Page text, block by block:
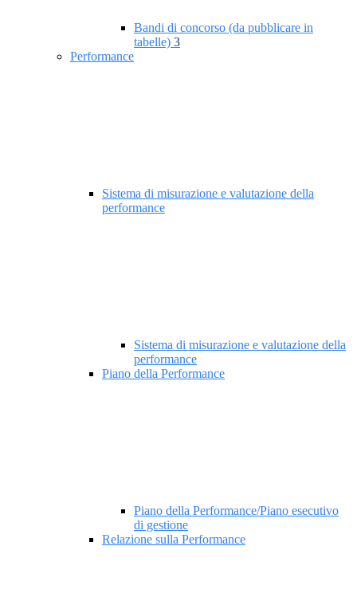
Bandi di concorso (da pubblicare in
tabelle) 3
Performance
Sistema di misurazione e valutazione della
performance
Sistema di misurazione e valutazione della
performance
Piano della Performance
Piano della Performance/Piano esecutivo
di gestione
Relazione sulla Performance